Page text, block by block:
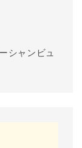
シャンビュ